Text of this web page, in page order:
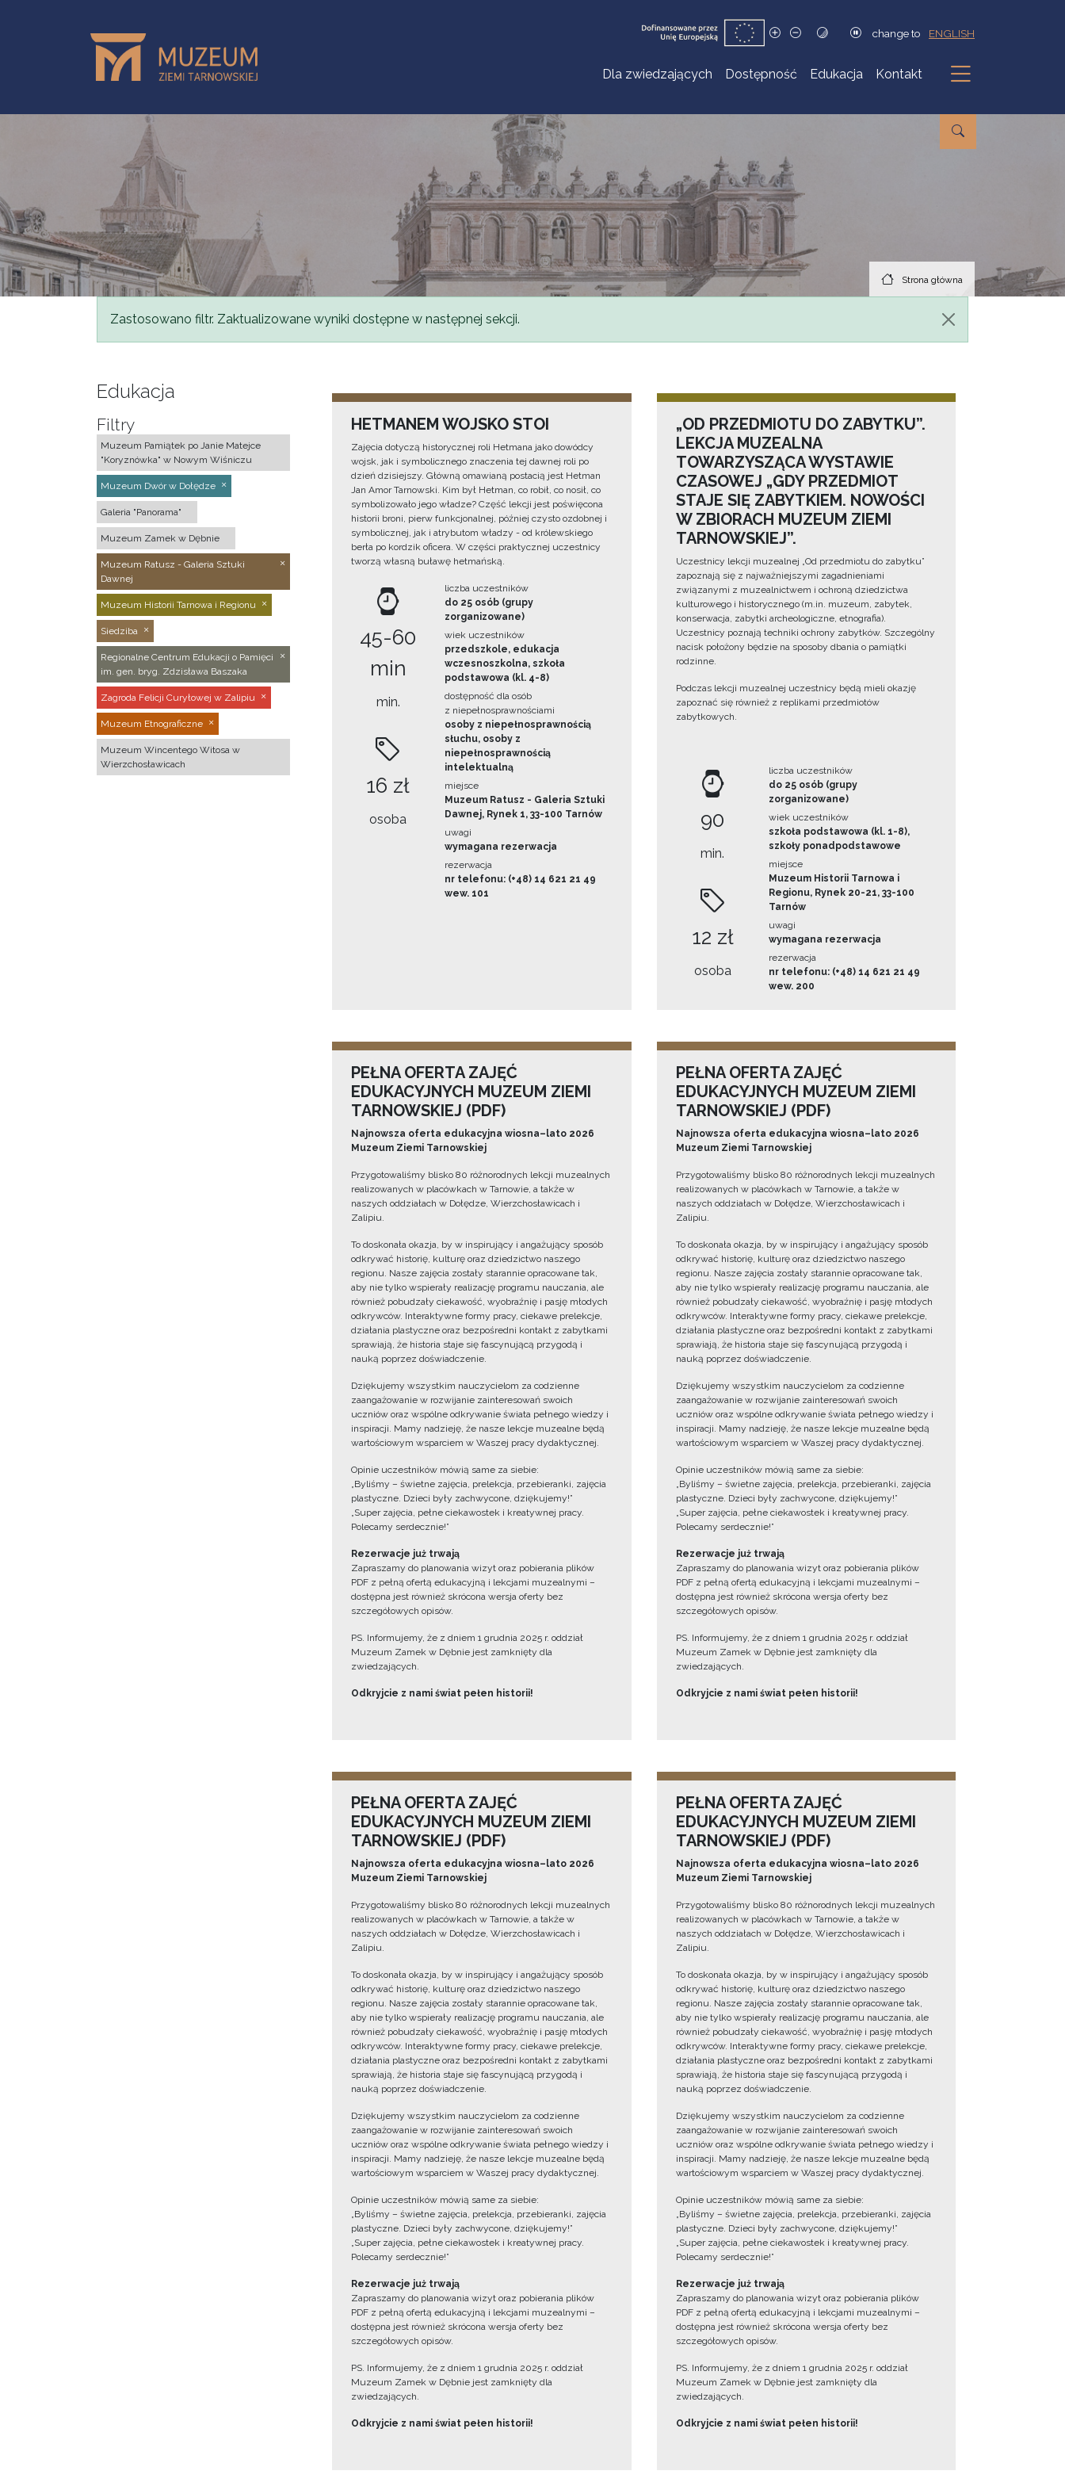
change to ENGLISH
Dla zwiedzających Dostępność Edukacja Kontakt
Podmenu
Strona główna
Komunikat
Zastosowano filtr. Zaktualizowane wyniki dostępne w następnej sekcji.
Edukacja
Filtry
Muzeum Pamiątek po Janie Matejce
"Koryznówka" w Nowym Wiśniczu
Muzeum Dwór w Dołędze
Galeria "Panorama"
Muzeum Zamek w Dębnie
Muzeum Ratusz - Galeria Sztuki
Dawnej
Muzeum Historii Tarnowa i Regionu
Siedziba
Regionalne Centrum Edukacji o Pamięci
im. gen. bryg. Zdzisława Baszaka
Zagroda Felicji Curyłowej w Zalipiu
Muzeum Etnograficzne
Muzeum Wincentego Witosa w
Wierzchosławicach
HETMANEM WOJSKO STOI
Zajęcia dotyczą historycznej roli Hetmana jako dowódcy
wojsk, jak i symbolicznego znaczenia tej dawnej roli po
dzień dzisiejszy. Główną omawianą postacią jest Hetman
Jan Amor Tarnowski. Kim był Hetman, co robił, co nosił, co
symbolizowało jego władze? Część lekcji jest poświęcona
historii broni, pierw funkcjonalnej, później czysto ozdobnej i
symbolicznej, jak i atrybutom władzy - od królewskiego
berła po kordzik oficera. W części praktycznej uczestnicy
tworzą własną buławę hetmańską.
45-60
min
min.
16 zł
osoba
liczba uczestników
do 25 osób (grupy
zorganizowane)
wiek uczestników
przedszkole, edukacja
wczesnoszkolna, szkoła
podstawowa (kl. 4-8)
dostępność dla osób
z niepełnosprawnościami
osoby z niepełnosprawnością
słuchu, osoby z
niepełnosprawnością
intelektualną
miejsce
Muzeum Ratusz - Galeria Sztuki
Dawnej, Rynek 1, 33-100 Tarnów
uwagi
wymagana rezerwacja
rezerwacja
nr telefonu: (+48) 14 621 21 49
wew. 101
„OD PRZEDMIOTU DO ZABYTKU”.
LEKCJA MUZEALNA
TOWARZYSZĄCA WYSTAWIE
CZASOWEJ „GDY PRZEDMIOT
STAJE SIĘ ZABYTKIEM. NOWOŚCI
W ZBIORACH MUZEUM ZIEMI
TARNOWSKIEJ”.
Uczestnicy lekcji muzealnej „Od przedmiotu do zabytku”
zapoznają się z najważniejszymi zagadnieniami
związanymi z muzealnictwem i ochroną dziedzictwa
kulturowego i historycznego (m.in. muzeum, zabytek,
konserwacja, zabytki archeologiczne, etnografia).
Uczestnicy poznają techniki ochrony zabytków. Szczególny
nacisk położony będzie na sposoby dbania o pamiątki
rodzinne.
Podczas lekcji muzealnej uczestnicy będą mieli okazję
zapoznać się również z replikami przedmiotów
zabytkowych.
90
min.
12 zł
osoba
liczba uczestników
do 25 osób (grupy
zorganizowane)
wiek uczestników
szkoła podstawowa (kl. 1-8),
szkoły ponadpodstawowe
miejsce
Muzeum Historii Tarnowa i
Regionu, Rynek 20-21, 33-100
Tarnów
uwagi
wymagana rezerwacja
rezerwacja
nr telefonu: (+48) 14 621 21 49
wew. 200
PEŁNA OFERTA ZAJĘĆ
EDUKACYJNYCH MUZEUM ZIEMI
TARNOWSKIEJ (PDF)
Najnowsza oferta edukacyjna wiosna–lato 2026
Muzeum Ziemi Tarnowskiej
Przygotowaliśmy blisko 80 różnorodnych lekcji muzealnych
realizowanych w placówkach w Tarnowie, a także w
naszych oddziałach w Dołędze, Wierzchosławicach i
Zalipiu.
To doskonała okazja, by w inspirujący i angażujący sposób
odkrywać historię, kulturę oraz dziedzictwo naszego
regionu. Nasze zajęcia zostały starannie opracowane tak,
aby nie tylko wspierały realizację programu nauczania, ale
również pobudzały ciekawość, wyobraźnię i pasję młodych
odkrywców. Interaktywne formy pracy, ciekawe prelekcje,
działania plastyczne oraz bezpośredni kontakt z zabytkami
sprawiają, że historia staje się fascynującą przygodą i
nauką poprzez doświadczenie.
Dziękujemy wszystkim nauczycielom za codzienne
zaangażowanie w rozwijanie zainteresowań swoich
uczniów oraz wspólne odkrywanie świata pełnego wiedzy i
inspiracji. Mamy nadzieję, że nasze lekcje muzealne będą
wartościowym wsparciem w Waszej pracy dydaktycznej.
Opinie uczestników mówią same za siebie:
„Byliśmy – świetne zajęcia, prelekcja, przebieranki, zajęcia
plastyczne. Dzieci były zachwycone, dziękujemy!”
„Super zajęcia, pełne ciekawostek i kreatywnej pracy.
Polecamy serdecznie!”
Rezerwacje już trwają
Zapraszamy do planowania wizyt oraz pobierania plików
PDF z pełną ofertą edukacyjną i lekcjami muzealnymi –
dostępna jest również skrócona wersja oferty bez
szczegółowych opisów.
PS. Informujemy, że z dniem 1 grudnia 2025 r. oddział
Muzeum Zamek w Dębnie jest zamknięty dla
zwiedzających.
Odkryjcie z nami świat pełen historii!
PEŁNA OFERTA ZAJĘĆ
EDUKACYJNYCH MUZEUM ZIEMI
TARNOWSKIEJ (PDF)
Najnowsza oferta edukacyjna wiosna–lato 2026
Muzeum Ziemi Tarnowskiej
Przygotowaliśmy blisko 80 różnorodnych lekcji muzealnych
realizowanych w placówkach w Tarnowie, a także w
naszych oddziałach w Dołędze, Wierzchosławicach i
Zalipiu.
To doskonała okazja, by w inspirujący i angażujący sposób
odkrywać historię, kulturę oraz dziedzictwo naszego
regionu. Nasze zajęcia zostały starannie opracowane tak,
aby nie tylko wspierały realizację programu nauczania, ale
również pobudzały ciekawość, wyobraźnię i pasję młodych
odkrywców. Interaktywne formy pracy, ciekawe prelekcje,
działania plastyczne oraz bezpośredni kontakt z zabytkami
sprawiają, że historia staje się fascynującą przygodą i
nauką poprzez doświadczenie.
Dziękujemy wszystkim nauczycielom za codzienne
zaangażowanie w rozwijanie zainteresowań swoich
uczniów oraz wspólne odkrywanie świata pełnego wiedzy i
inspiracji. Mamy nadzieję, że nasze lekcje muzealne będą
wartościowym wsparciem w Waszej pracy dydaktycznej.
Opinie uczestników mówią same za siebie:
„Byliśmy – świetne zajęcia, prelekcja, przebieranki, zajęcia
plastyczne. Dzieci były zachwycone, dziękujemy!”
„Super zajęcia, pełne ciekawostek i kreatywnej pracy.
Polecamy serdecznie!”
Rezerwacje już trwają
Zapraszamy do planowania wizyt oraz pobierania plików
PDF z pełną ofertą edukacyjną i lekcjami muzealnymi –
dostępna jest również skrócona wersja oferty bez
szczegółowych opisów.
PS. Informujemy, że z dniem 1 grudnia 2025 r. oddział
Muzeum Zamek w Dębnie jest zamknięty dla
zwiedzających.
Odkryjcie z nami świat pełen historii!
PEŁNA OFERTA ZAJĘĆ
EDUKACYJNYCH MUZEUM ZIEMI
TARNOWSKIEJ (PDF)
Najnowsza oferta edukacyjna wiosna–lato 2026
Muzeum Ziemi Tarnowskiej
Przygotowaliśmy blisko 80 różnorodnych lekcji muzealnych
realizowanych w placówkach w Tarnowie, a także w
naszych oddziałach w Dołędze, Wierzchosławicach i
Zalipiu.
To doskonała okazja, by w inspirujący i angażujący sposób
odkrywać historię, kulturę oraz dziedzictwo naszego
regionu. Nasze zajęcia zostały starannie opracowane tak,
aby nie tylko wspierały realizację programu nauczania, ale
również pobudzały ciekawość, wyobraźnię i pasję młodych
odkrywców. Interaktywne formy pracy, ciekawe prelekcje,
działania plastyczne oraz bezpośredni kontakt z zabytkami
sprawiają, że historia staje się fascynującą przygodą i
nauką poprzez doświadczenie.
Dziękujemy wszystkim nauczycielom za codzienne
zaangażowanie w rozwijanie zainteresowań swoich
uczniów oraz wspólne odkrywanie świata pełnego wiedzy i
inspiracji. Mamy nadzieję, że nasze lekcje muzealne będą
wartościowym wsparciem w Waszej pracy dydaktycznej.
Opinie uczestników mówią same za siebie:
„Byliśmy – świetne zajęcia, prelekcja, przebieranki, zajęcia
plastyczne. Dzieci były zachwycone, dziękujemy!”
„Super zajęcia, pełne ciekawostek i kreatywnej pracy.
Polecamy serdecznie!”
Rezerwacje już trwają
Zapraszamy do planowania wizyt oraz pobierania plików
PDF z pełną ofertą edukacyjną i lekcjami muzealnymi –
dostępna jest również skrócona wersja oferty bez
szczegółowych opisów.
PS. Informujemy, że z dniem 1 grudnia 2025 r. oddział
Muzeum Zamek w Dębnie jest zamknięty dla
zwiedzających.
Odkryjcie z nami świat pełen historii!
PEŁNA OFERTA ZAJĘĆ
EDUKACYJNYCH MUZEUM ZIEMI
TARNOWSKIEJ (PDF)
Najnowsza oferta edukacyjna wiosna–lato 2026
Muzeum Ziemi Tarnowskiej
Przygotowaliśmy blisko 80 różnorodnych lekcji muzealnych
realizowanych w placówkach w Tarnowie, a także w
naszych oddziałach w Dołędze, Wierzchosławicach i
Zalipiu.
To doskonała okazja, by w inspirujący i angażujący sposób
odkrywać historię, kulturę oraz dziedzictwo naszego
regionu. Nasze zajęcia zostały starannie opracowane tak,
aby nie tylko wspierały realizację programu nauczania, ale
również pobudzały ciekawość, wyobraźnię i pasję młodych
odkrywców. Interaktywne formy pracy, ciekawe prelekcje,
działania plastyczne oraz bezpośredni kontakt z zabytkami
sprawiają, że historia staje się fascynującą przygodą i
nauką poprzez doświadczenie.
Dziękujemy wszystkim nauczycielom za codzienne
zaangażowanie w rozwijanie zainteresowań swoich
uczniów oraz wspólne odkrywanie świata pełnego wiedzy i
inspiracji. Mamy nadzieję, że nasze lekcje muzealne będą
wartościowym wsparciem w Waszej pracy dydaktycznej.
Opinie uczestników mówią same za siebie:
„Byliśmy – świetne zajęcia, prelekcja, przebieranki, zajęcia
plastyczne. Dzieci były zachwycone, dziękujemy!”
„Super zajęcia, pełne ciekawostek i kreatywnej pracy.
Polecamy serdecznie!”
Rezerwacje już trwają
Zapraszamy do planowania wizyt oraz pobierania plików
PDF z pełną ofertą edukacyjną i lekcjami muzealnymi –
dostępna jest również skrócona wersja oferty bez
szczegółowych opisów.
PS. Informujemy, że z dniem 1 grudnia 2025 r. oddział
Muzeum Zamek w Dębnie jest zamknięty dla
zwiedzających.
Odkryjcie z nami świat pełen historii!